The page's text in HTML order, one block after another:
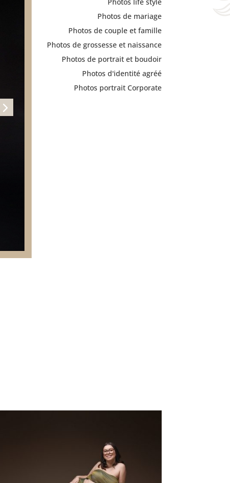
Photos de mariage
Photos de couple et famille
Photos de grossesse et naissance
Photos de portrait et boudoir
Photos d'identité agréé
Photos portrait Corporate